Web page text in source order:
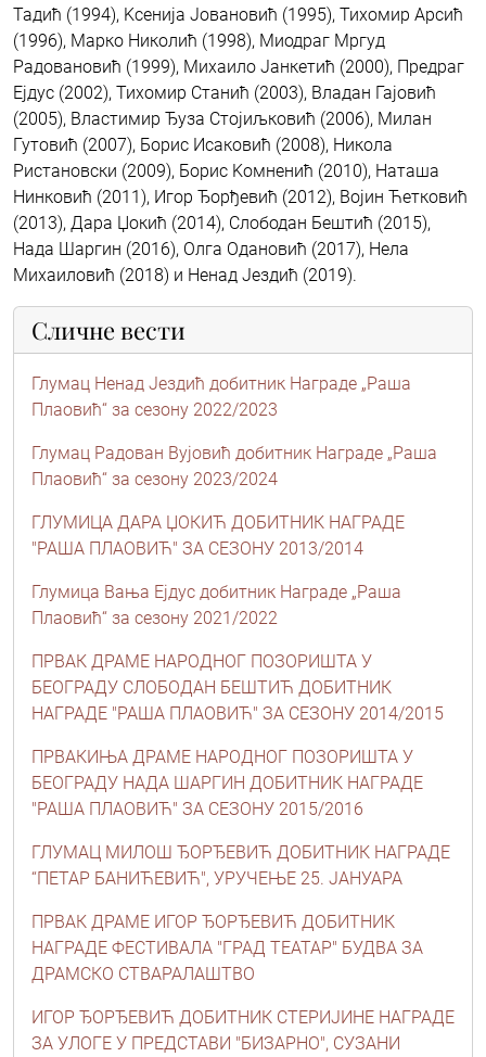
Тадић (1994), Kсенија Јовановић (1995), Тихомир Арсић
(1996), Марко Николић (1998), Миодраг Мргуд
Радовановић (1999), Михаило Јанкетић (2000), Предраг
Ејдус (2002), Тихомир Станић (2003), Владан Гајовић
(2005), Властимир Ђуза Стојиљковић (2006), Милан
Гутовић (2007), Борис Исаковић (2008), Никола
Ристановски (2009), Борис Kомненић (2010), Наташа
Нинковић (2011), Игор Ђорђевић (2012), Војин Ћетковић
(2013), Дара Џокић (2014), Слободан Бештић (2015),
Нада Шаргин (2016), Олга Одановић (2017), Нела
Михаиловић (2018) и Ненад Јездић (2019).
Сличне вести
Глумац Ненад Јездић добитник Награде „Раша
Плаовић“ за сезону 2022/2023
Глумац Радован Вујовић добитник Награде „Раша
Плаовић“ за сезону 2023/2024
ГЛУМИЦА ДАРА ЏОКИЋ ДОБИТНИК НАГРАДЕ
"РАША ПЛАОВИЋ" ЗА СЕЗОНУ 2013/2014
Глумица Вања Ејдус добитник Награде „Раша
Плаовић“ за сезону 2021/2022
ПРВАК ДРАМЕ НАРОДНОГ ПОЗОРИШТА У
БЕОГРАДУ СЛОБОДАН БЕШТИЋ ДОБИТНИК
НАГРАДЕ "РАША ПЛАОВИЋ" ЗА СЕЗОНУ 2014/2015
ПРВАКИЊА ДРАМЕ НАРОДНОГ ПОЗОРИШТА У
БЕОГРАДУ НАДА ШАРГИН ДОБИТНИК НАГРАДЕ
"РАША ПЛАОВИЋ" ЗА СЕЗОНУ 2015/2016
ГЛУМАЦ МИЛОШ ЂОРЂЕВИЋ ДОБИТНИК НАГРАДЕ
“ПЕТАР БАНИЋЕВИЋ", УРУЧЕЊЕ 25. ЈАНУАРА
ПРВАК ДРАМЕ ИГОР ЂОРЂЕВИЋ ДОБИТНИК
НАГРАДЕ ФЕСТИВАЛА "ГРАД ТЕАТАР" БУДВА ЗА
ДРАМСКО СТВАРАЛАШТВО
ИГОР ЂОРЂЕВИЋ ДОБИТНИК СТЕРИЈИНЕ НАГРАДЕ
ЗА УЛОГЕ У ПРЕДСТАВИ "БИЗАРНО", СУЗАНИ